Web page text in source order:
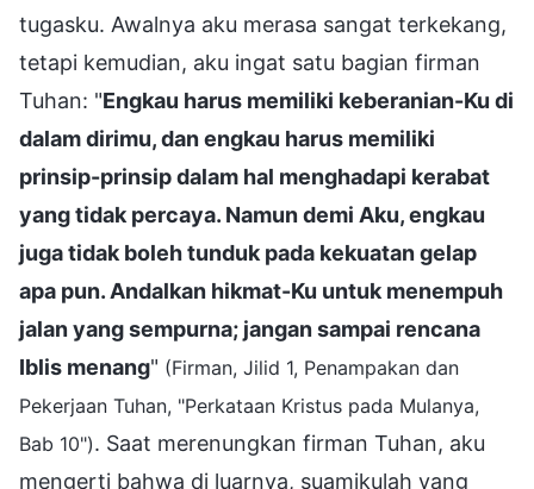
tugasku. Awalnya aku merasa sangat terkekang,
tetapi kemudian, aku ingat satu bagian firman
Tuhan: "Engkau harus memiliki keberanian-Ku di
dalam dirimu, dan engkau harus memiliki
prinsip-prinsip dalam hal menghadapi kerabat
yang tidak percaya. Namun demi Aku, engkau
juga tidak boleh tunduk pada kekuatan gelap
apa pun. Andalkan hikmat-Ku untuk menempuh
jalan yang sempurna; jangan sampai rencana
Iblis menang" (Firman, Jilid 1, Penampakan dan
Pekerjaan Tuhan, "Perkataan Kristus pada Mulanya,
Bab 10"). Saat merenungkan firman Tuhan, aku
mengerti bahwa di luarnya, suamikulah yang